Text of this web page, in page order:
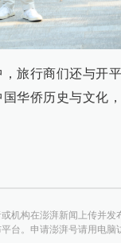
旅行商们还与开
华侨历史与文化
机构在澎湃新闻上传并
台。申请澎湃号请用电脑访